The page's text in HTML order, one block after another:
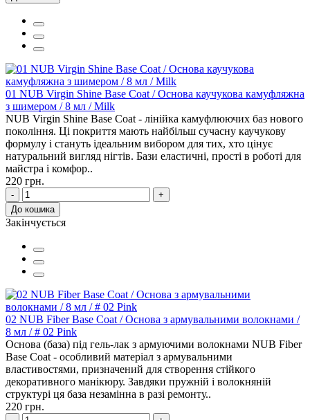
01 NUB Virgin Shine Base Coat / Основа каучукова камуфляжна
з шимером / 8 мл / Milk
NUB Virgin Shine Base Coat - лінійка камуфлюючих баз нового
покоління. Ці покриття мають найбільш сучасну каучукову
формулу і стануть ідеальним вибором для тих, хто цінує
натуральний вигляд нігтів. Бази еластичні, прості в роботі для
майстра і комфор..
220 грн.
-
+
До кошика
Закінчується
02 NUB Fiber Base Coat / Основа з армувальними волокнами /
8 мл / # 02 Pink
Основа (база) під гель-лак з армуючими волокнами NUB Fiber
Base Coat - особливий матеріал з армувальними
властивостями, призначений для створення стійкого
декоративного манікюру. Завдяки пружній і волокняній
структурі ця база незамінна в разі ремонту..
220 грн.